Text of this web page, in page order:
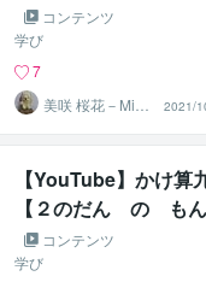
コンテンツ
学び
7
美咲 桜花－Misa
ki Ohka－
2021/
【YouTube】かけ算
【２のだん の もん
コンテンツ
学び